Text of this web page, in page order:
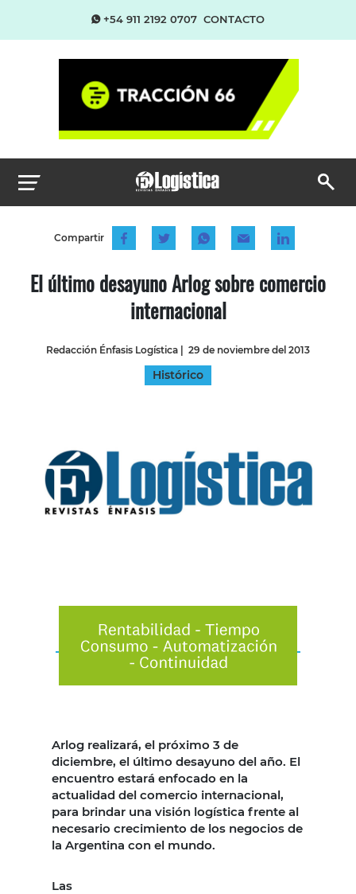
+54 911 2192 0707 CONTACTO
Compartir
El último desayuno Arlog sobre comercio
internacional
Redacción Énfasis Logística | 29 de noviembre del 2013
Histórico
Arlog realizará, el próximo 3 de
diciembre, el último desayuno del año. El
encuentro estará enfocado en la
actualidad del comercio internacional,
para brindar una visión logística frente al
necesario crecimiento de los negocios de
la Argentina con el mundo.
Las